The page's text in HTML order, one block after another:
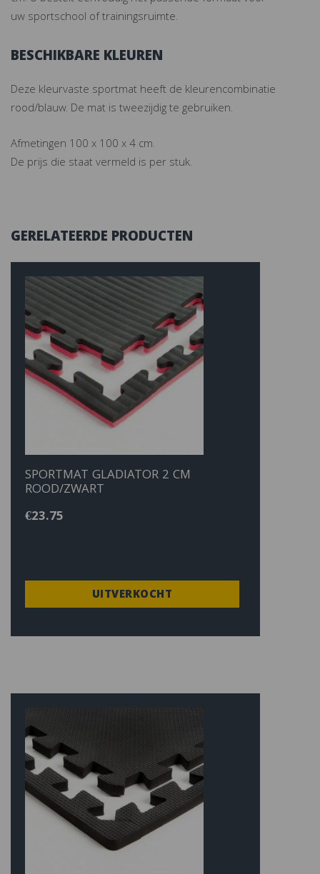
uw sportschool of trainingsruimte.
BESCHIKBARE KLEUREN
Deze kleurvaste sportmat heeft de kleurencombinatie
rood/blauw. De mat is tweezijdig te gebruiken.
Afmetingen 100 x 100 x 4 cm.
De prijs die staat vermeld is per stuk.
GERELATEERDE PRODUCTEN
SPORTMAT GLADIATOR 2 CM
ROOD/ZWART
€23.75
UITVERKOCHT